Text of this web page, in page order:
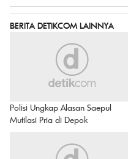
BERITA DETIKCOM LAINNYA
Polisi Ungkap Alasan Saepul
Mutilasi Pria di Depok